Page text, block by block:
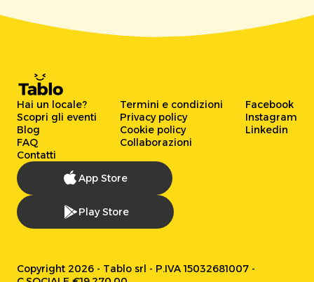
Hai un locale?
Scopri gli eventi
Blog
FAQ
Contatti
Termini e condizioni
Privacy policy
Cookie policy
Collaborazioni
Facebook
Instagram
Linkedin
App Store
Play Store
Copyright 2026 - Tablo srl - P.IVA 15032681007 -